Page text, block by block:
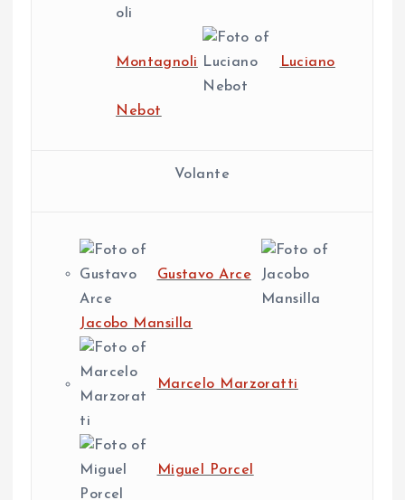
Montagnoli Luciano
Nebot
Volante
Gustavo Arce
Jacobo Mansilla
Marcelo Marzoratti
Miguel Porcel